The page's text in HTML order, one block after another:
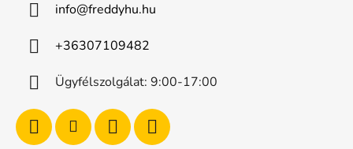
info@freddyhu.hu
+36307109482
Ügyfélszolgálat: 9:00-17:00